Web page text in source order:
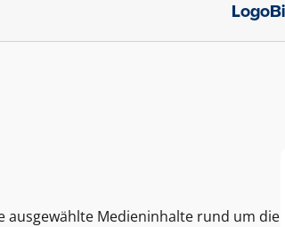
Logo
ausgewählte Medieninhalte rund um die